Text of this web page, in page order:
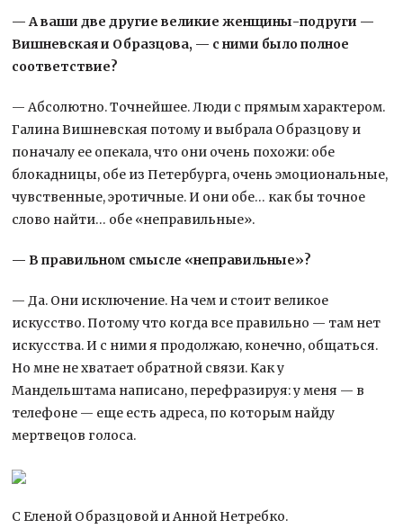
— А ваши две другие великие женщины-подруги —
Вишневская и Образцова, — с ними было полное
соответствие?
— Абсолютно. Точнейшее. Люди с прямым характером.
Галина Вишневская потому и выбрала Образцову и
поначалу ее опекала, что они очень похожи: обе
блокадницы, обе из Петербурга, очень эмоциональные,
чувственные, эротичные. И они обе… как бы точное
слово найти… обе «неправильные».
— В правильном смысле «неправиль­ные»?
— Да. Они исключение. На чем и стоит великое
искусство. Потому что когда все правильно — там нет
искусства. И с ними я продолжаю, конечно, общаться.
Но мне не хватает обратной связи. Как у
Мандельштама написано, перефразируя: у меня — в
телефоне — еще есть адреса, по которым найду
мертвецов голоса.
С Еленой Образцовой и Анной Нетребко.